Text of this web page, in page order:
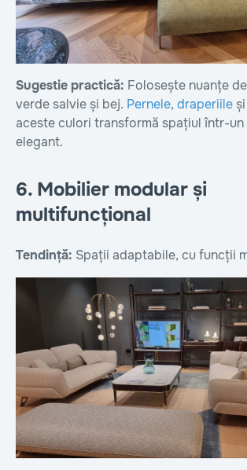
Sugestie practică: Folosește nuanțe
verde salvie și bej. Pernele, draperiile și
aceste culori transformă spațiul într-un
elegant.
6. Mobilier modular și
multifuncțional
Tendință: Spații adaptabile, cu funcții